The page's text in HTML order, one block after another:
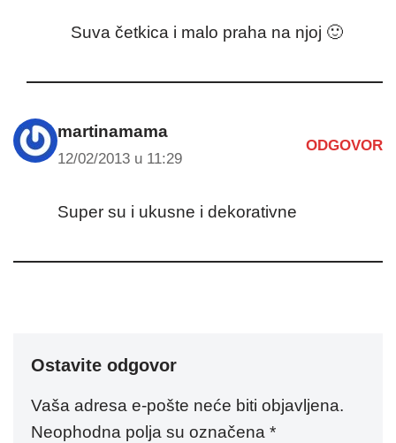
Suva četkica i malo praha na njoj 🙂
martinamama
12/02/2013 u 11:29
ODGOVOR
Super su i ukusne i dekorativne
Ostavite odgovor
Vaša adresa e-pošte neće biti objavljena.
Neophodna polja su označena *